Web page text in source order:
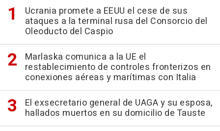
Ucrania promete a EEUU el cese de sus
ataques a la terminal rusa del Consorcio del
Oleoducto del Caspio
Marlaska comunica a la UE el
restablecimiento de controles fronterizos en
conexiones aéreas y marítimas con Italia
El exsecretario general de UAGA y su esposa,
hallados muertos en su domicilio de Tauste